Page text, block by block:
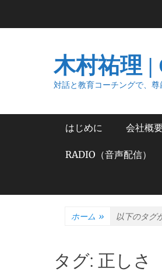
キ
木村祐理 |
対話と教育コーチングで、
メインメニュ
はじめに 会社概
RADIO（音声配信）
ホーム » 以下のタグ
タグ: 正しさ